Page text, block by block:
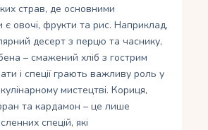
страв, де основними
є овочі, фрукти та рис. Наприклад,
десерт з перцю та часнику,
– смажений хліб з гострим
і спеції грають важливу роль у
мистецтві. Кориця,
та кардамон – це лише
спецій, які